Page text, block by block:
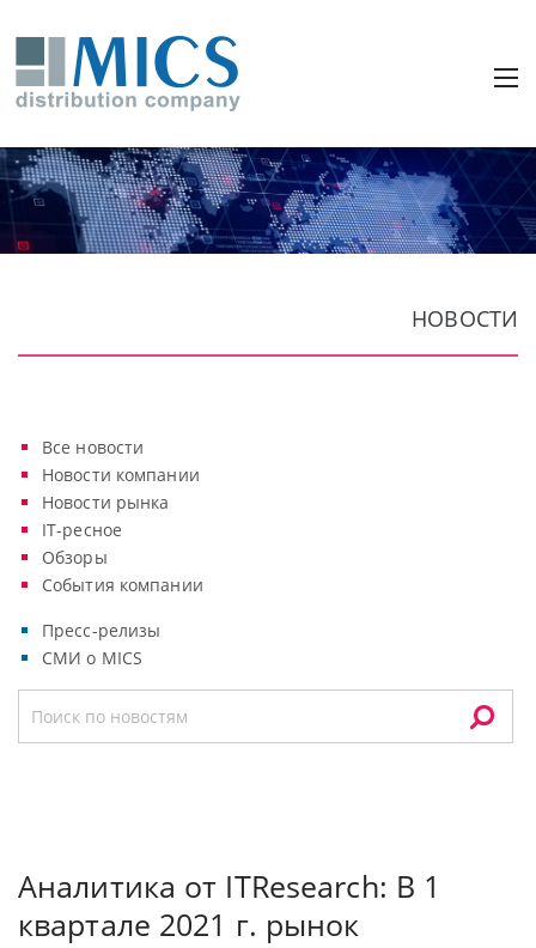
НОВОСТИ
Все новости
Новости компании
Новости рынка
IT-ресное
Обзоры
События компании
Пресс-релизы
СМИ о MICS
Аналитика от ITResearch: В 1
квартале 2021 г. рынок